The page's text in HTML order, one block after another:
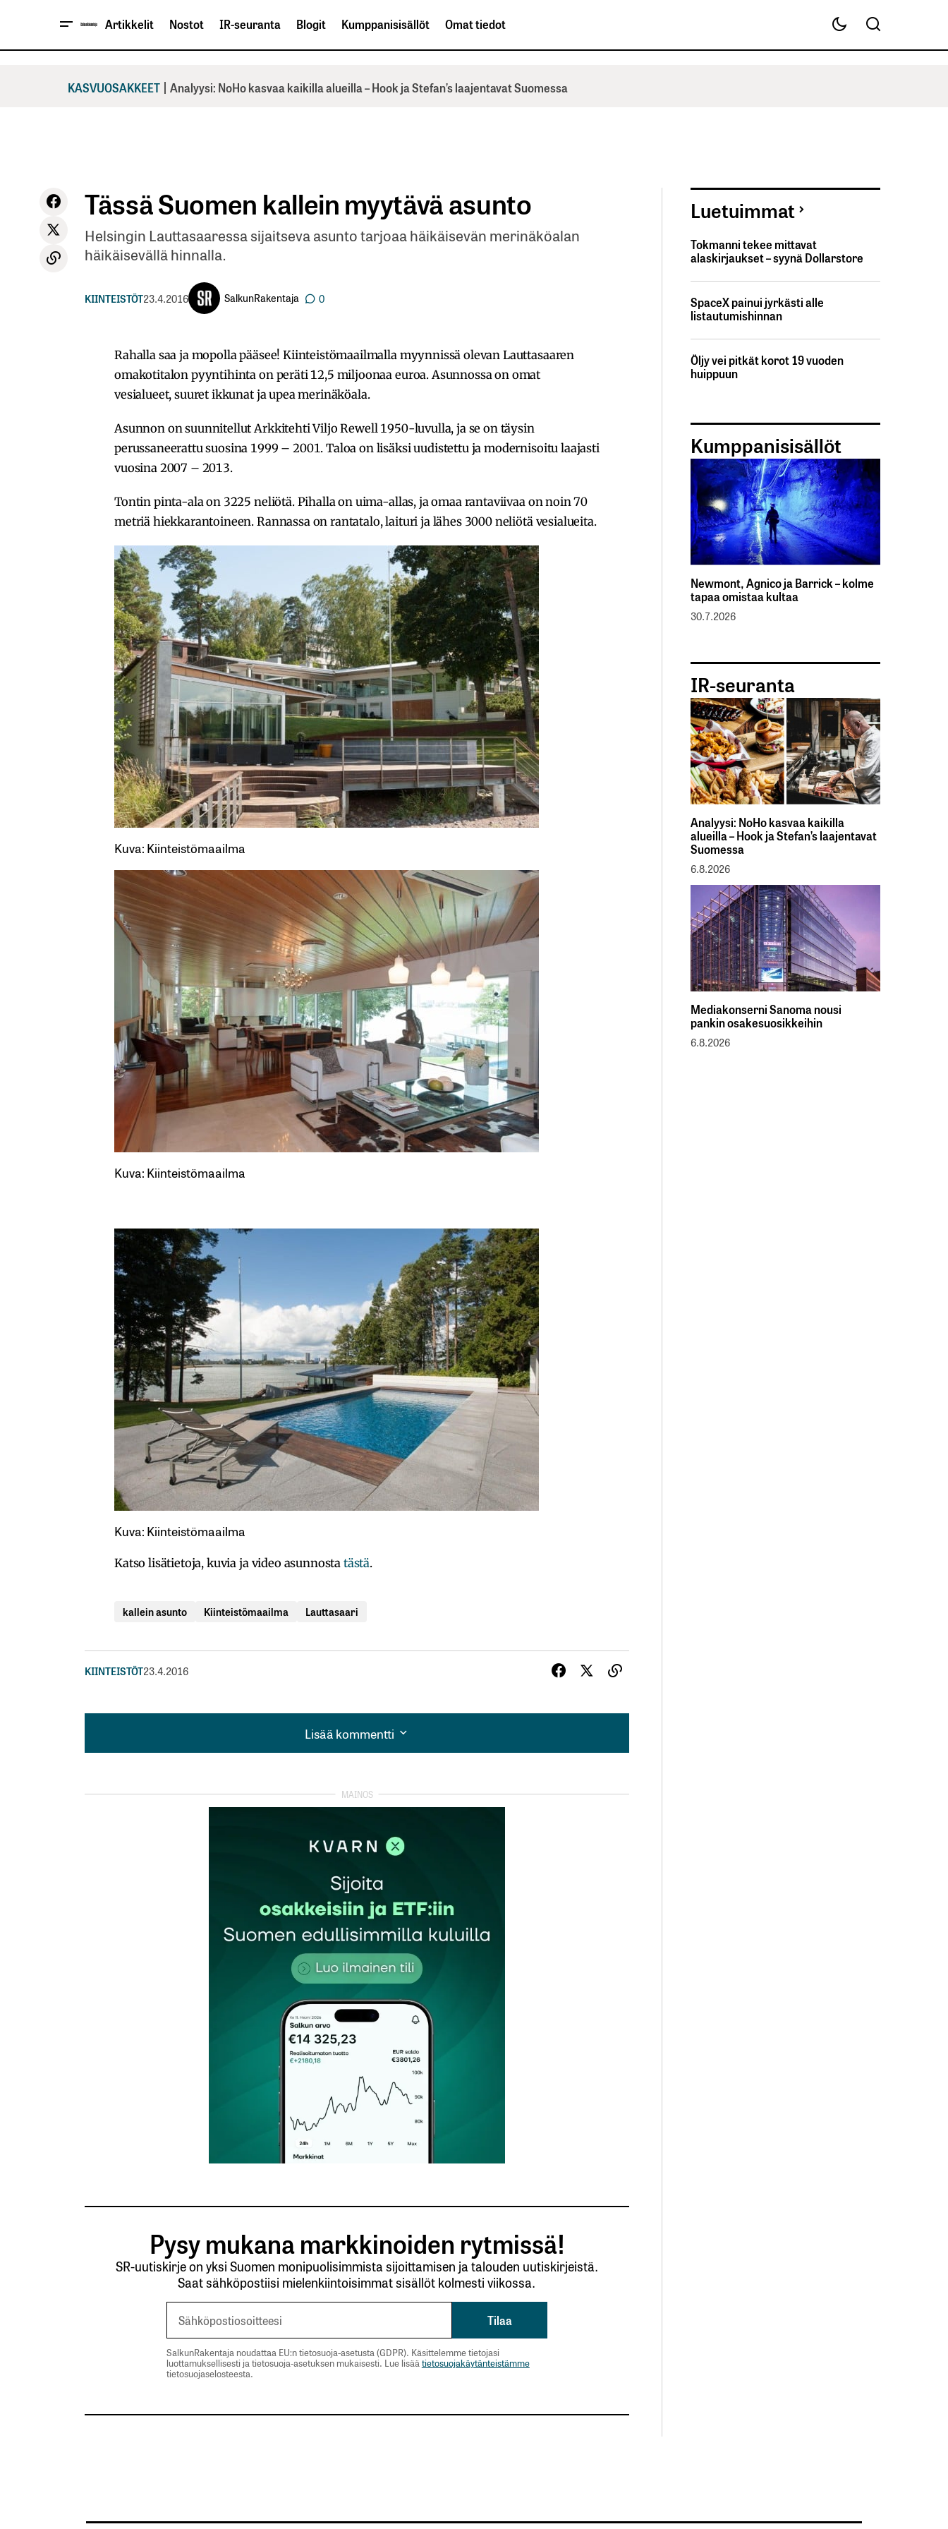
Artikkelit Nostot IR-seuranta Blogit Kumppanisisällöt Omat tiedot
KASVUOSAKKEET | Analyysi: NoHo kasvaa kaikilla alueilla – Hook ja Stefan’s laajentavat Suomessa
Tässä Suomen kallein myytävä asunto
Helsingin Lauttasaaressa sijaitseva asunto tarjoaa häikäisevän merinäköalan
häikäisevällä hinnalla.
KIINTEISTÖT23.4.2016 SalkunRakentaja 0
Rahalla saa ja mopolla pääsee! Kiinteistömaailmalla myynnissä olevan Lauttasaaren
omakotitalon pyyntihinta on peräti 12,5 miljoonaa euroa. Asunnossa on omat
vesialueet, suuret ikkunat ja upea merinäköala.
Asunnon on suunnitellut Arkkitehti Viljo Rewell 1950-luvulla, ja se on täysin
perussaneerattu suosina 1999 – 2001. Taloa on lisäksi uudistettu ja modernisoitu laajasti
vuosina 2007 – 2013.
Tontin pinta-ala on 3225 neliötä. Pihalla on uima-allas, ja omaa rantaviivaa on noin 70
metriä hiekkarantoineen. Rannassa on rantatalo, laituri ja lähes 3000 neliötä vesialueita.
Kuva: Kiinteistömaailma
Kuva: Kiinteistömaailma
Kuva: Kiinteistömaailma
Katso lisätietoja, kuvia ja video asunnosta tästä.
kallein asunto Kiinteistömaailma Lauttasaari
KIINTEISTÖT23.4.2016
Lisää kommentti
Lisää kommentti
Pakolliset kentät on merkitty
Sähköpostiosoitteesi
Pysy mukana markkinoiden rytmissä!
SR-uutiskirje on yksi Suomen monipuolisimmista sijoittamisen ja talouden uutiskirjeistä.
Saat sähköpostiisi mielenkiintoisimmat sisällöt kolmesti viikossa.
SalkunRakentaja noudattaa EU:n tietosuoja-asetusta (GDPR). Käsittelemme tietojasi
luottamuksellisesti ja tietosuoja-asetuksen mukaisesti. Lue lisäätietosuojakäytänteistämme
tietosuojaselosteesta.
Luetuimmat
Tokmanni tekee mittavat
alaskirjaukset – syynä Dollarstore
SpaceX painui jyrkästi alle
listautumishinnan
Öljy vei pitkät korot 19 vuoden
huippuun
Kumppanisisällöt
Newmont, Agnico ja Barrick – kolme
tapaa omistaa kultaa
30.7.2026
IR-seuranta
Analyysi: NoHo kasvaa kaikilla
alueilla – Hook ja Stefan’s laajentavat
Suomessa
6.8.2026
Mediakonserni Sanoma nousi
pankin osakesuosikkeihin
6.8.2026